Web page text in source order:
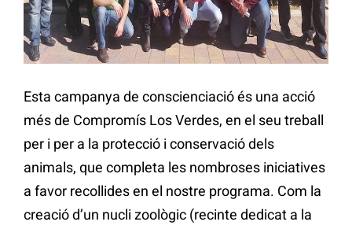
Esta campanya de conscienciació és una acció
més de Compromís Los Verdes, en el seu treball
per i per a la protecció i conservació dels
animals, que completa les nombroses iniciatives
a favor recollides en el nostre programa. Com la
creació d’un nucli zoològic (recinte dedicat a la